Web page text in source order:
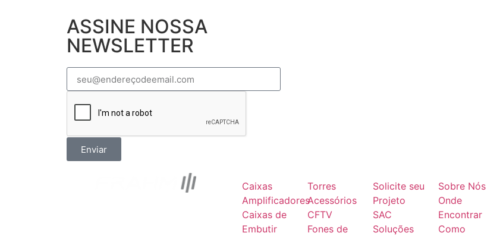
ASSINE NOSSA
NEWSLETTER
Enviar
Caixas
Amplificadores
Caixas de
Embutir
Torres
Acessórios
CFTV
Fones de
Solicite seu
Projeto
SAC
Soluções
Sobre Nós
Onde
Encontrar
Como